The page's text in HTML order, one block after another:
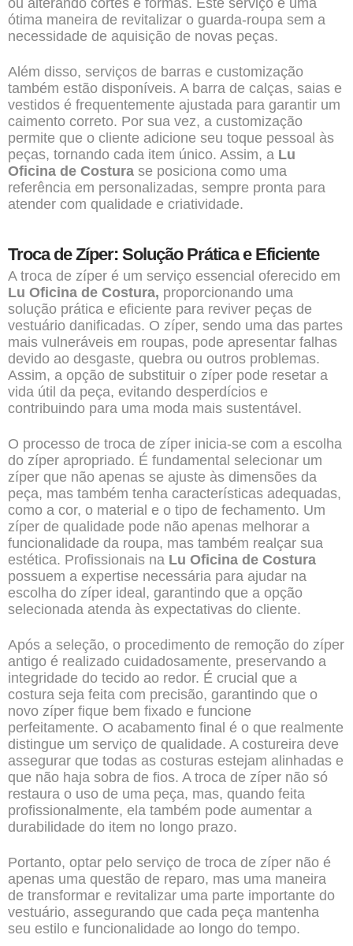
ou alterando cortes e formas. Este serviço é uma
ótima maneira de revitalizar o guarda-roupa sem a
necessidade de aquisição de novas peças.
Além disso, serviços de barras e customização
também estão disponíveis. A barra de calças, saias e
vestidos é frequentemente ajustada para garantir um
caimento correto. Por sua vez, a customização
permite que o cliente adicione seu toque pessoal às
peças, tornando cada item único. Assim, a Lu
Oficina de Costura se posiciona como uma
referência em personalizadas, sempre pronta para
atender com qualidade e criatividade.
Troca de Zíper: Solução Prática e Eficiente
A troca de zíper é um serviço essencial oferecido em
Lu Oficina de Costura, proporcionando uma
solução prática e eficiente para reviver peças de
vestuário danificadas. O zíper, sendo uma das partes
mais vulneráveis em roupas, pode apresentar falhas
devido ao desgaste, quebra ou outros problemas.
Assim, a opção de substituir o zíper pode resetar a
vida útil da peça, evitando desperdícios e
contribuindo para uma moda mais sustentável.
O processo de troca de zíper inicia-se com a escolha
do zíper apropriado. É fundamental selecionar um
zíper que não apenas se ajuste às dimensões da
peça, mas também tenha características adequadas,
como a cor, o material e o tipo de fechamento. Um
zíper de qualidade pode não apenas melhorar a
funcionalidade da roupa, mas também realçar sua
estética. Profissionais na Lu Oficina de Costura
possuem a expertise necessária para ajudar na
escolha do zíper ideal, garantindo que a opção
selecionada atenda às expectativas do cliente.
Após a seleção, o procedimento de remoção do zíper
antigo é realizado cuidadosamente, preservando a
integridade do tecido ao redor. É crucial que a
costura seja feita com precisão, garantindo que o
novo zíper fique bem fixado e funcione
perfeitamente. O acabamento final é o que realmente
distingue um serviço de qualidade. A costureira deve
assegurar que todas as costuras estejam alinhadas e
que não haja sobra de fios. A troca de zíper não só
restaura o uso de uma peça, mas, quando feita
profissionalmente, ela também pode aumentar a
durabilidade do item no longo prazo.
Portanto, optar pelo serviço de troca de zíper não é
apenas uma questão de reparo, mas uma maneira
de transformar e revitalizar uma parte importante do
vestuário, assegurando que cada peça mantenha
seu estilo e funcionalidade ao longo do tempo.